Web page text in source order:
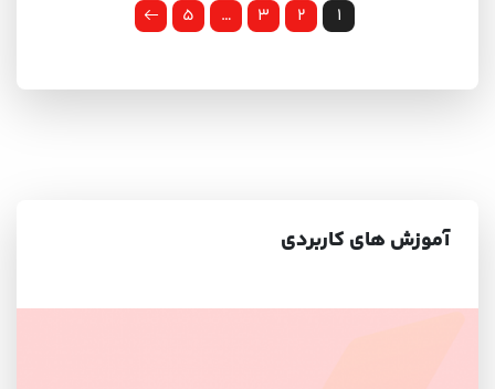
۱ ۲ ۳ … ۵
آموزش های کاربردی